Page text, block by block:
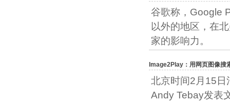
谷歌称，Google
以外的地区，在
家的影响力。
Image2Play：用网页图像搜
北京时间2月15日
Andy Tebay发表